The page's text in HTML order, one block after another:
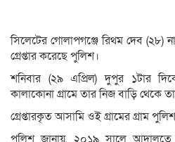
সিলেটের গোলাপগঞ্জে রিথম দেব (২৮)
গ্রেপ্তার করেছে পুলিশ।
শনিবার (২৯ এপ্রিল) দুপুর ১টার
কালাকোনা গ্রামে তার নিজ বাড়ি থেকে
গ্রেপ্তারকৃত আসামি ওই গ্রামের গ্রাম